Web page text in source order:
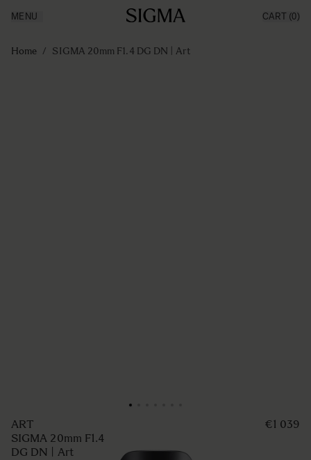
Producten
Inspiratie
MENU CART (0)
Home / SIGMA 20mm F1.4 DG DN | Art
ART
SIGMA 20mm F1.4
DG DN | Art
€1 039